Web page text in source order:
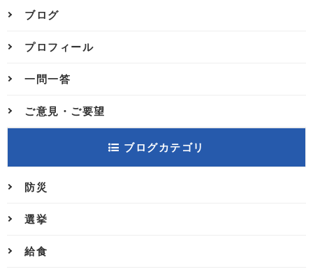
ブログ
プロフィール
一問一答
ご意見・ご要望
ブログカテゴリ
防災
選挙
給食